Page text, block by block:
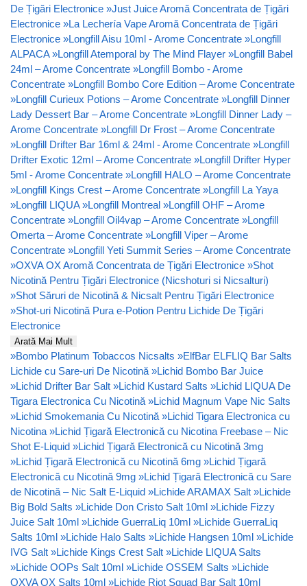
De Țigări Electronice »Just Juice Aromă Concentrata de Țigări
Electronice »La Lechería Vape Aromă Concentrata de Țigări
Electronice »Longfill Aisu 10ml - Arome Concentrate »Longfill
ALPACA »Longfill Atemporal by The Mind Flayer »Longfill Babel
24ml – Arome Concentrate »Longfill Bombo - Arome
Concentrate »Longfill Bombo Core Edition – Arome Concentrate
»Longfill Curieux Potions – Arome Concentrate »Longfill Dinner
Lady Dessert Bar – Arome Concentrate »Longfill Dinner Lady –
Arome Concentrate »Longfill Dr Frost – Arome Concentrate
»Longfill Drifter Bar 16ml & 24ml - Arome Concentrate »Longfill
Drifter Exotic 12ml – Arome Concentrate »Longfill Drifter Hyper
5ml - Arome Concentrate »Longfill HALO – Arome Concentrate
»Longfill Kings Crest – Arome Concentrate »Longfill La Yaya
»Longfill LIQUA »Longfill Montreal »Longfill OHF – Arome
Concentrate »Longfill Oil4vap – Arome Concentrate »Longfill
Omerta – Arome Concentrate »Longfill Viper – Arome
Concentrate »Longfill Yeti Summit Series – Arome Concentrate
»OXVA OX Aromă Concentrata de Țigări Electronice »Shot
Nicotină Pentru Țigări Electronice (Nicshoturi si Nicsalturi)
»Shot Săruri de Nicotină & Nicsalt Pentru Țigări Electronice
»Shot-uri Nicotină Pura e-Potion Pentru Lichide De Țigări
Electronice
Arată Mai Mult
»Bombo Platinum Tobaccos Nicsalts »ElfBar ELFLIQ Bar Salts
Lichide cu Sare-uri De Nicotină »Lichid Bombo Bar Juice
»Lichid Drifter Bar Salt »Lichid Kustard Salts »Lichid LIQUA De
Tigara Electronica Cu Nicotină »Lichid Magnum Vape Nic Salts
»Lichid Smokemania Cu Nicotină »Lichid Tigara Electronica cu
Nicotina »Lichid Țigară Electronică cu Nicotina Freebase – Nic
Shot E-Liquid »Lichid Țigară Electronică cu Nicotină 3mg
»Lichid Țigară Electronică cu Nicotină 6mg »Lichid Țigară
Electronică cu Nicotină 9mg »Lichid Țigară Electronică cu Sare
de Nicotină – Nic Salt E-Liquid »Lichide ARAMAX Salt »Lichide
Big Bold Salts »Lichide Don Cristo Salt 10ml »Lichide Fizzy
Juice Salt 10ml »Lichide GuerraLiq 10ml »Lichide GuerraLiq
Salts 10ml »Lichide Halo Salts »Lichide Hangsen 10ml »Lichide
IVG Salt »Lichide Kings Crest Salt »Lichide LIQUA Salts
»Lichide OOPs Salt 10ml »Lichide OSSEM Salts »Lichide
OXVA OX Salts 10ml »Lichide Riot Squad Bar Salt 10ml